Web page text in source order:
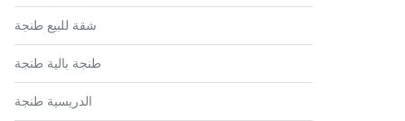
شقة للبيع طنجة
طنجة بالية طنجة
الدريسية طنجة